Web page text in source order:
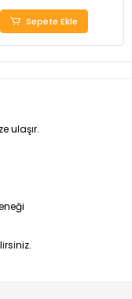
Sepete Ekle
ulaşır.